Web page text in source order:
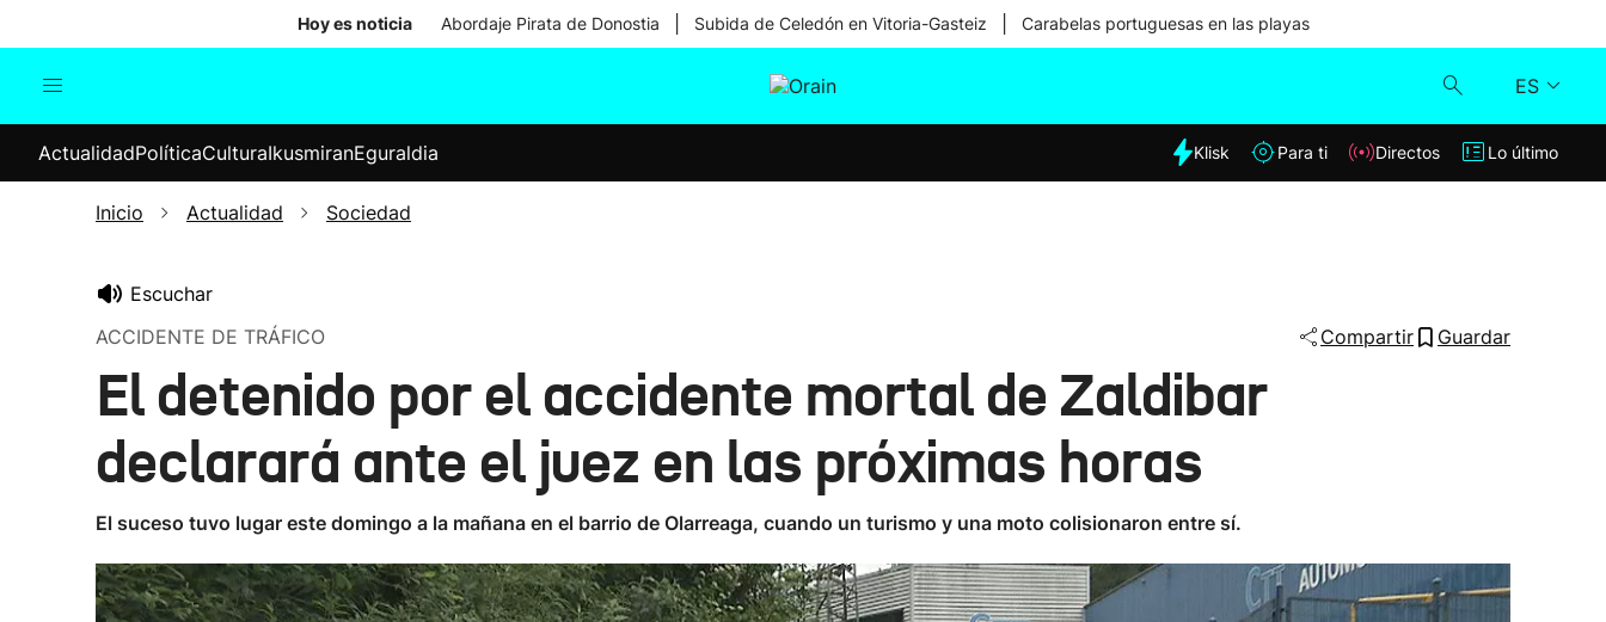
Hoy es noticia Abordaje Pirata de Donostia Subida de Celedón en Vitoria-Gasteiz Carabelas portuguesas en las playas
ES
Internacional
Elecciones
Klisk
ActualidadPolíticaCulturaIkusmiranEguraldia Klisk Para ti Directos Lo último
Inicio Actualidad Sociedad
Escuchar
ACCIDENTE DE TRÁFICO
Compartir Guardar
El detenido por el accidente mortal de Zaldibar
declarará ante el juez en las próximas horas
El suceso tuvo lugar este domingo a la mañana en el barrio de Olarreaga, cuando un turismo y una moto colisionaron entre sí.